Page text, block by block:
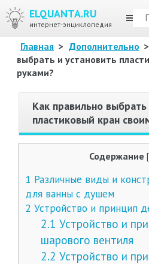
ELQUANTA.RU
интернет-энциклопедия
Главная > Дополнительно >
выбрать и установить
руками?
Как правильно
пластиковый кран
Содержание [
1 Различные виды и
для ванны с душем
2 Устройство и принцип
2.1 Устройство и
шарового вентиля
2.2 Устройство и